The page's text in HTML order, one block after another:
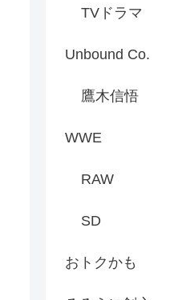
TVドラマ
Unbound Co.
鷹木信悟
WWE
RAW
SD
おトクかも